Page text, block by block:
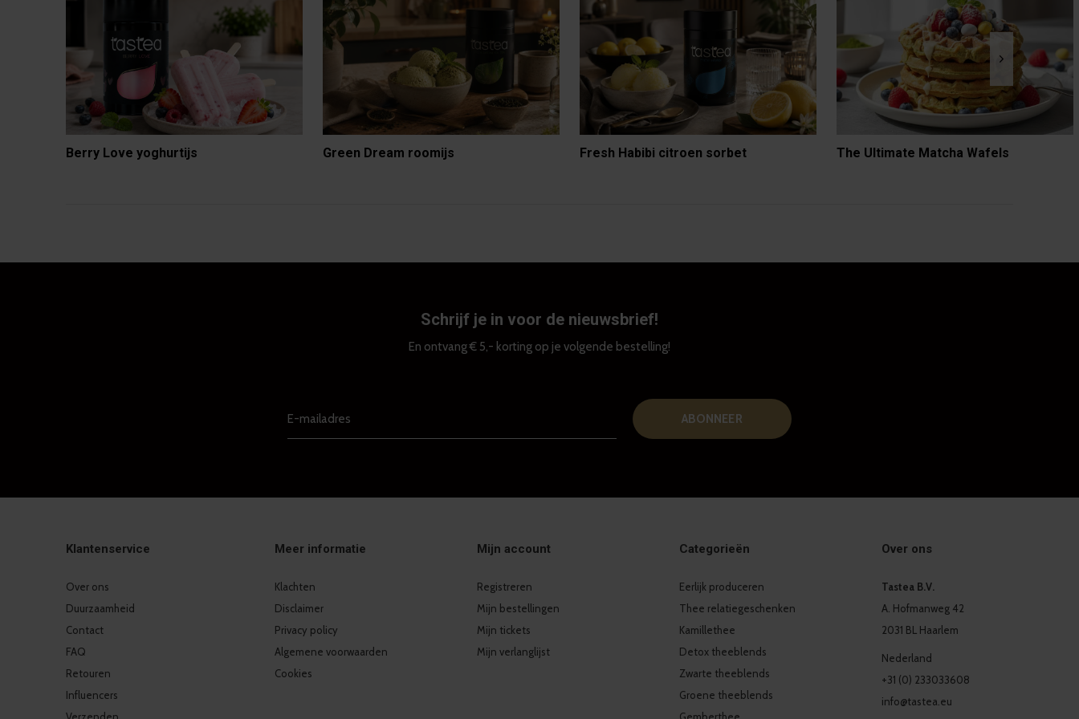
Berry Love yoghurtijs Green Dream roomijs Fresh Habibi citroen sorbet The Ultimate Matcha Wafels
Schrijf je in voor de nieuwsbrief!
En ontvang € 5,- korting op je volgende bestelling!
ABONNEER
Klantenservice
Over ons
Duurzaamheid
Contact
FAQ
Retouren
Influencers
Meer informatie
Klachten
Disclaimer
Privacy policy
Algemene voorwaarden
Cookies
Mijn account
Registreren
Mijn bestellingen
Mijn tickets
Mijn verlanglijst
Categorieën
Eerlijk produceren
Thee relatiegeschenken
Kamillethee
Detox theeblends
Zwarte theeblends
Groene theeblends
Over ons
Tastea B.V.
A. Hofmanweg 42
2031 BL Haarlem
Nederland
+31 (0) 233033608
info@tastea.eu